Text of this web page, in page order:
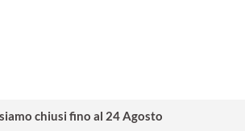
chiusi fino al 24 Agosto